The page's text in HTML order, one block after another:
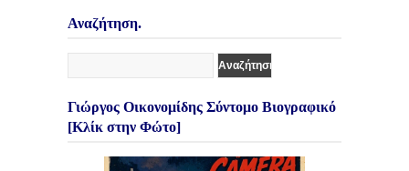
Αναζήτηση.
Γιώργος Οικονομίδης Σύντομο Βιογραφικό
[Κλίκ στην Φώτο]